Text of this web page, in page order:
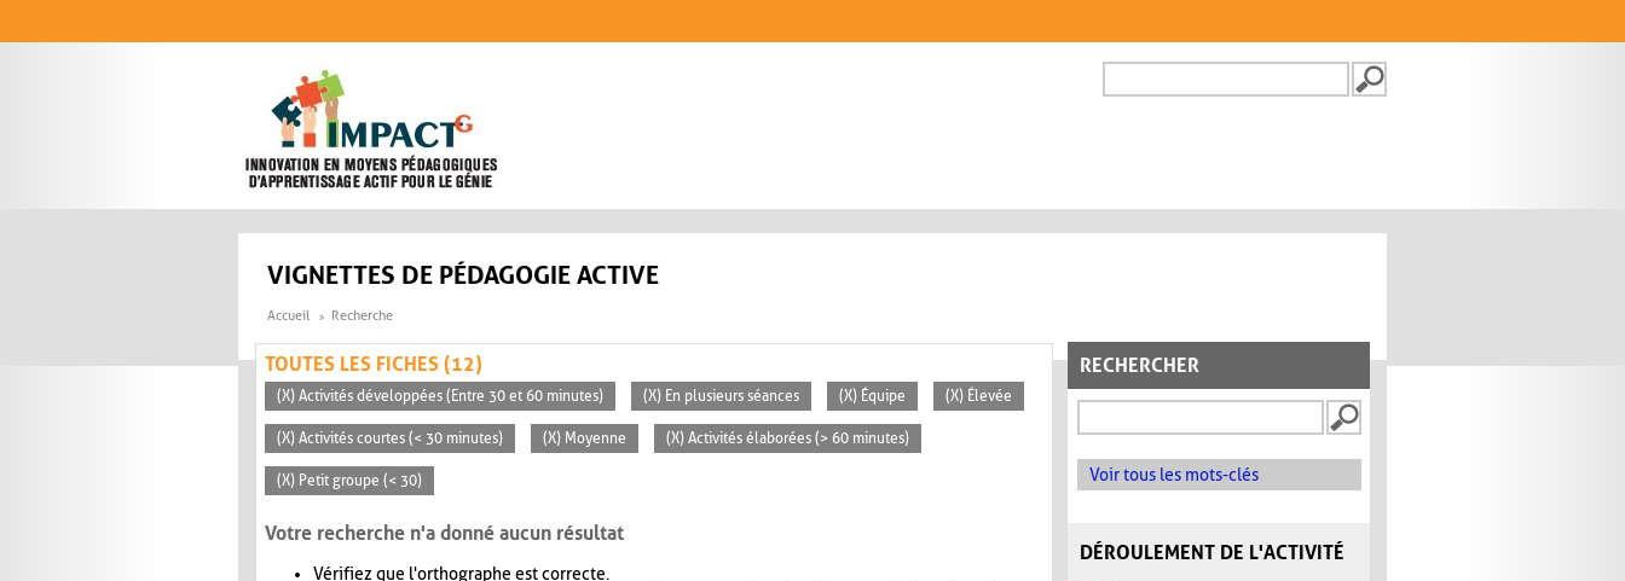
FORMULAIRE DE
VIGNETTES DE PÉDAGOGIE ACTIVE
Accueil Recherche
RECHERCHER
Voir tous les mots-clés
DÉROULEMENT DE L'ACTIVITÉ
TOUTES LES FICHES (12)
(X) Activités développées (Entre 30 et 60 minutes) (X) En plusieurs séances (X) Équipe (X) Élevée
(X) Activités courtes (< 30 minutes) (X) Moyenne (X) Activités élaborées (> 60 minutes)
(X) Petit groupe (< 30)
Votre recherche n'a donné aucun résultat
Vérifiez que l'orthographe est correcte.